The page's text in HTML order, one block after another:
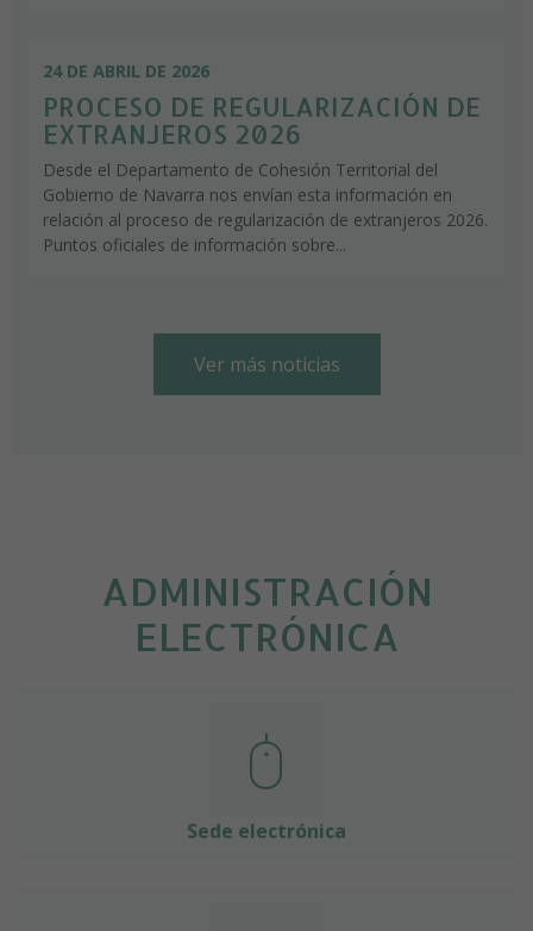
24 DE ABRIL DE 2026
PROCESO DE REGULARIZACIÓN DE
EXTRANJEROS 2026
Desde el Departamento de Cohesión Territorial del
Gobierno de Navarra nos envían esta información en
relación al proceso de regularización de extranjeros 2026.
Puntos oficiales de información sobre...
Ver más noticias
ADMINISTRACIÓN
ELECTRÓNICA
Sede electrónica